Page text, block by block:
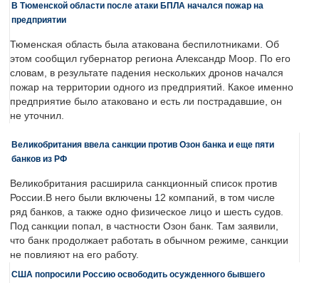
В Тюменской области после атаки БПЛА начался пожар на
предприятии
Тюменская область была атакована беспилотниками. Об
этом сообщил губернатор региона Александр Моор. По его
словам, в результате падения нескольких дронов начался
пожар на территории одного из предприятий. Какое именно
предприятие было атаковано и есть ли пострадавшие, он
не уточнил.
Великобритания ввела санкции против Озон банка и еще пяти
банков из РФ
Великобритания расширила санкционный список против
России.В него были включены 12 компаний, в том числе
ряд банков, а также одно физическое лицо и шесть судов.
Под санкции попал, в частности Озон банк. Там заявили,
что банк продолжает работать в обычном режиме, санкции
не повлияют на его работу.
США попросили Россию освободить осужденного бывшего